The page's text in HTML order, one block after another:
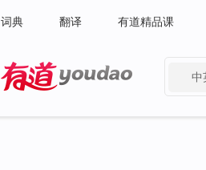
词典 翻译 有道精品课
中